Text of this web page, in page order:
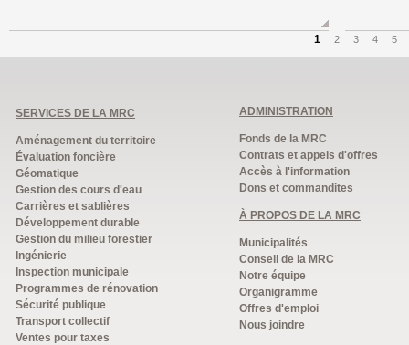
1 2 3 4 5
SERVICES DE LA MRC
Aménagement du territoire
Évaluation foncière
Géomatique
Gestion des cours d'eau
Carrières et sablières
Développement durable
Gestion du milieu forestier
Ingénierie
Inspection municipale
Programmes de rénovation
Sécurité publique
Transport collectif
Ventes pour taxes
ADMINISTRATION
Fonds de la MRC
Contrats et appels d'offres
Accès à l'information
Dons et commandites
À PROPOS DE LA MRC
Municipalités
Conseil de la MRC
Notre équipe
Organigramme
Offres d'emploi
Nous joindre